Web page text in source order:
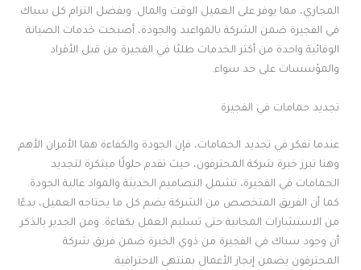
المجاري، مما يوفر على العميل الوقت والمال. وبفضل التزام كل سباك
في الفجيرة ضمن الشركة بالمواعيد والجودة، أصبحت خدمات الصيانة
الوقائية واحدة من أكثر الخدمات طلبًا في الفجيرة من قبل الأفراد
والمؤسسات على حد سواء.
تجديد حمامات في الفجيرة
عندما نفكر في تجديد الحمامات، فإن الجودة والكفاءة هما الأمران الأهم.
وهنا تبرز خبرة شركة المحترفون، حيث تقدم حلولًا مبتكرة لتجديد
الحمامات في الفجيرة، تشمل التصاميم الحديثة والمواد عالية الجودة.
كما أن الفريق المتخصص من الشركة يضم كل ما يحتاجه العميل، بدءًا
من الاستشارات المجانية حتى تسليم العمل بكفاءة. ومن الجدير بالذكر
أن وجود سباك في الفجيرة من ذوي الخبرة ضمن فريق شركة
المحترفون يضمن إنجاز الأعمال بمنتهى الاحترافية.